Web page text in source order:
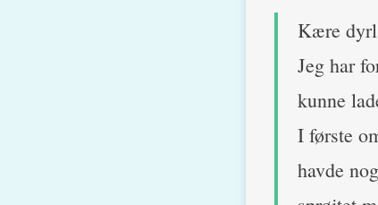
Kære
Jeg har
kunne
I første
havde